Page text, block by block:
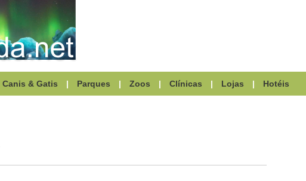
Canis & Gatis | Parques | Zoos | Clínicas | Lojas | Hotéis